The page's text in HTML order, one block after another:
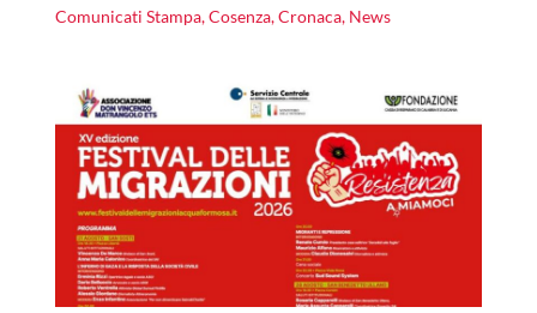
Comunicati Stampa,Cosenza,Cronaca, News